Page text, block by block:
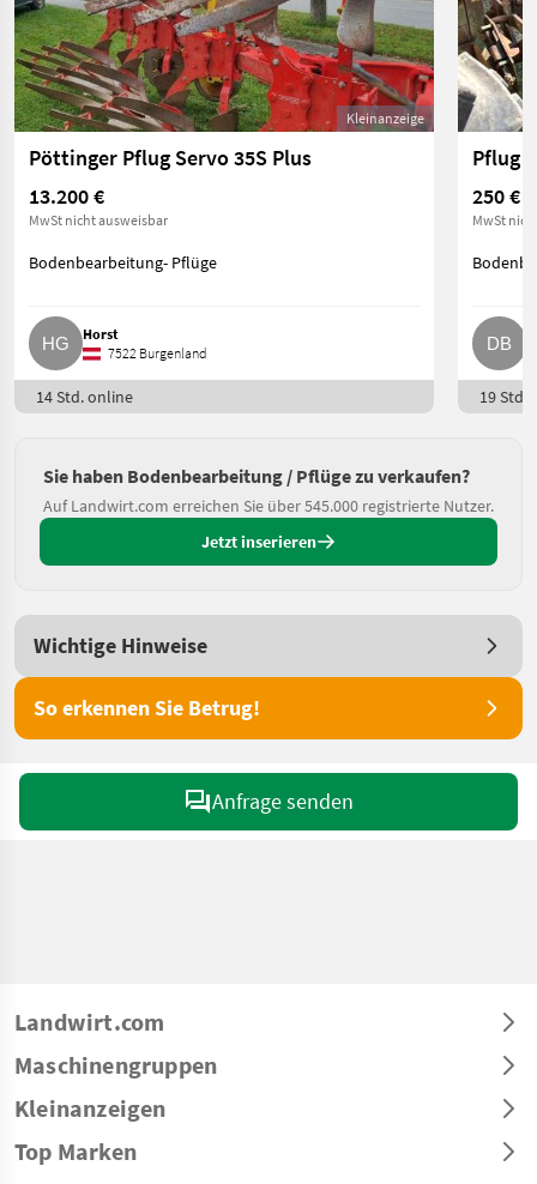
Kleinanzeige
Pöttinger Pflug Servo 35S Plus
13.200 €
MwSt nicht ausweisbar
Bodenbearbeitung- Pflüge
Horst
7522 Burgenland
14 Std. online
Pflug
250 €
MwSt
19 Std.
Sie haben Bodenbearbeitung / Pflüge zu verkaufen?
Auf Landwirt.com erreichen Sie über 545.000 registrierte Nutzer.
Jetzt inserieren
Wichtige Hinweise
So erkennen Sie Betrug!
Anfrage senden
Landwirt.com
Maschinengruppen
Kleinanzeigen
Top Marken